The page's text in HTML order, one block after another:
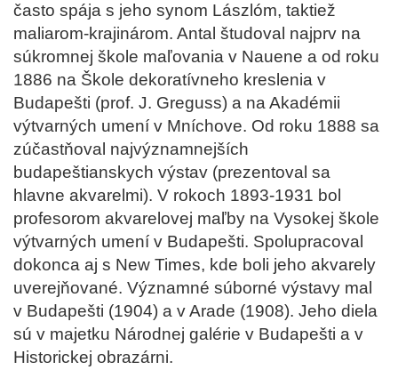
často spája s jeho synom Lászlóm, taktiež
maliarom-krajinárom. Antal študoval najprv na
súkromnej škole maľovania v Nauene a od roku
1886 na Škole dekoratívneho kreslenia v
Budapešti (prof. J. Greguss) a na Akadémii
výtvarných umení v Mníchove. Od roku 1888 sa
zúčastňoval najvýznamnejších
budapeštianskych výstav (prezentoval sa
hlavne akvarelmi). V rokoch 1893-1931 bol
profesorom akvarelovej maľby na Vysokej škole
výtvarných umení v Budapešti. Spolupracoval
dokonca aj s New Times, kde boli jeho akvarely
uverejňované. Významné súborné výstavy mal
v Budapešti (1904) a v Arade (1908). Jeho diela
sú v majetku Národnej galérie v Budapešti a v
Historickej obrazárni.